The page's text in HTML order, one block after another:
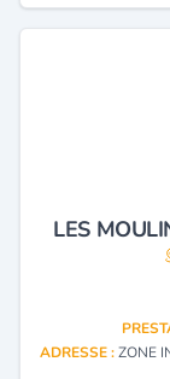
LES
ADRESSE :ZONE